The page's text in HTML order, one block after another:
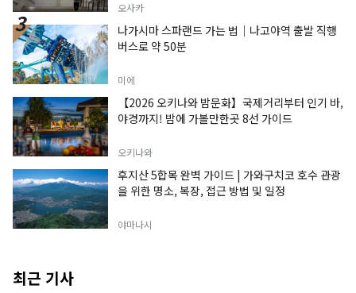
오사카
나가시마 스파랜드 가는 법｜나고야역 출발 직행
버스로 약 50분
미에
【2026 오키나와 밤문화】국제거리부터 인기 바,
야경까지! 밤에 가볼만한곳 8선 가이드
오키나와
후지산 5합목 완벽 가이드 | 가와구치코 호수 관광
을 위한 명소, 복장, 접근 방법 및 일정
야마나시
최근 기사